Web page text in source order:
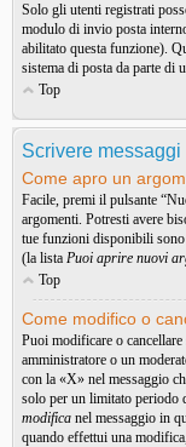
Solo gli utenti registrati
modulo di invio posta
abilitato questa funzione).
sistema di posta da parte di
Top
Scrivere messaggi
Come apro un
Facile, premi il pulsante
argomenti. Potresti avere
tue funzioni disponibili sono
(la lista Puoi aprire nuovi
Top
Come modifico o
Puoi modificare o
amministratore o un
con la «X» nel messaggio
solo per un limitato periodo
modifica nel messaggio in
quando effettui una